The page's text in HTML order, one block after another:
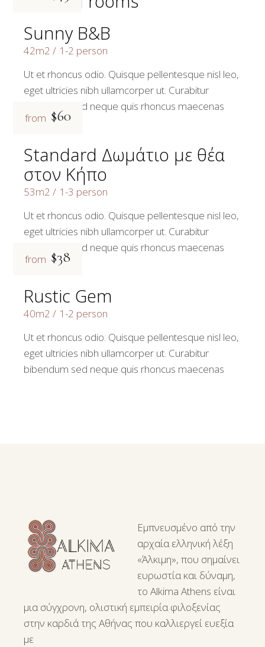
Sunny B&B
42m2
1-2 person
Ut et rhoncus odio. Quisque pellentesque nisl leo,
eget ultricies nibh ullamcorper ut. Curabitur
bibendum sed neque quis rhoncus maecenas
from $60
Standard Δωμάτιο με θέα
στον Κήπο
53m2
1-3 person
Ut et rhoncus odio. Quisque pellentesque nisl leo,
eget ultricies nibh ullamcorper ut. Curabitur
bibendum sed neque quis rhoncus maecenas
from $38
Rustic Gem
40m2
1-2 person
Ut et rhoncus odio. Quisque pellentesque nisl leo,
eget ultricies nibh ullamcorper ut. Curabitur
bibendum sed neque quis rhoncus maecenas
Εμπνευσμένο από την
αρχαία ελληνική λέξη
«Άλκιμη», που σημαίνει
ευρωστία και δύναμη,
το Alkima Athens είναι
μια σύγχρονη, ολιστική εμπειρία φιλοξενίας
στην καρδιά της Αθήνας που καλλιεργεί ευεξία
με